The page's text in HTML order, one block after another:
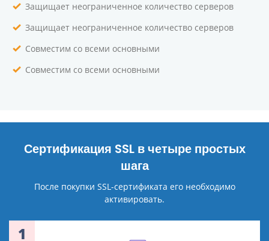
Защищает неограниченное количество серверов
Защищает неограниченное количество серверов
Совместим со всеми основными
Совместим со всеми основными
Сертификация SSL в четыре простых
шага
После покупки SSL-сертификата его необходимо
активировать.
1